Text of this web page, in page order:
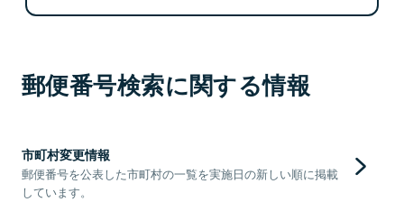
郵便番号検索に関する情報
市町村変更情報
郵便番号を公表した市町村の一覧を実施日の新しい順に掲載
しています。